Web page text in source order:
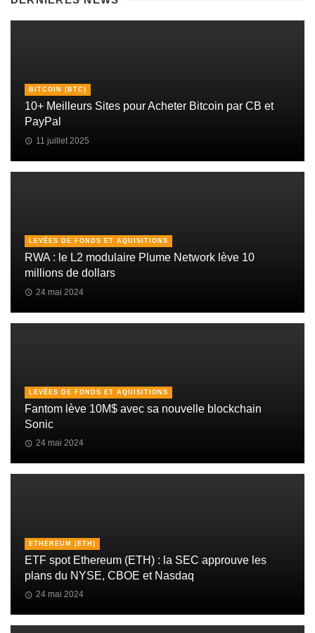
BITCOIN (BTC)
10+ Meilleurs Sites pour Acheter Bitcoin par CB et
PayPal
11 juillet 2025
LEVÉES DE FONDS ET AQUISITIONS
RWA : le L2 modulaire Plume Network lève 10
millions de dollars
24 mai 2024
LEVÉES DE FONDS ET AQUISITIONS
Fantom lève 10M$ avec sa nouvelle blockchain
Sonic
24 mai 2024
ETHEREUM (ETH)
ETF spot Ethereum (ETH) : la SEC approuve les
plans du NYSE, CBOE et Nasdaq
24 mai 2024